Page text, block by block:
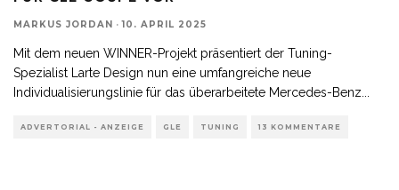
MARKUS JORDAN · 10. APRIL 2025
Mit dem neuen WINNER-Projekt präsentiert der Tuning-
Spezialist Larte Design nun eine umfangreiche neue
Individualisierungslinie für das überarbeitete Mercedes-Benz
ADVERTORIAL - ANZEIGE GLE TUNING 13 KOMMENTARE